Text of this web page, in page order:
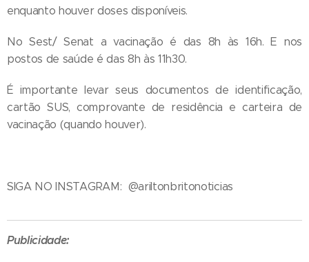
enquanto houver doses disponíveis.
No Sest/ Senat a vacinação é das 8h às 16h. E nos
postos de saúde é das 8h às 11h30.
É importante levar seus documentos de identificação,
cartão SUS, comprovante de residência e carteira de
vacinação (quando houver).
SIGA NO INSTAGRAM: @ariltonbritonoticias
Publicidade: